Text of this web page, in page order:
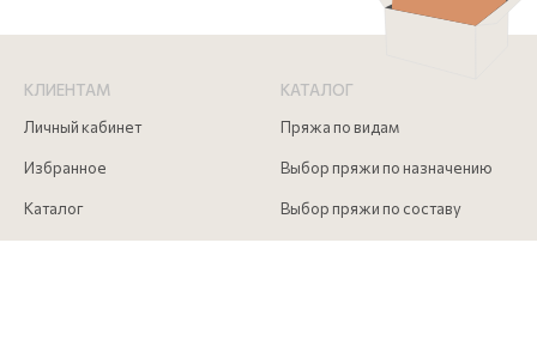
КЛИЕНТАМ
Личный кабинет
Избранное
Каталог
КАТАЛОГ
Пряжа по видам
Выбор пряжи по назначению
Выбор пряжи по составу